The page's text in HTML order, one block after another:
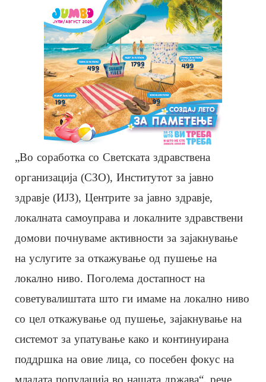
„Во соработка со Светската здравствена
организација (СЗО), Институтот за јавно
здравје (ИЈЗ), Центрите за јавно здравје,
локалната самоуправа и локалните здравствени
домови почнуваме активности за зајакнување
на услугите за откажување од пушење на
локално ниво. Поголема достапност на
советувалиштата што ги имаме на локално ниво
со цел откажување од пушење, зајакнување на
системот за упатување како и континуирана
поддршка на овие лица, со посебен фокус на
младата популација во нашата држава“, рече